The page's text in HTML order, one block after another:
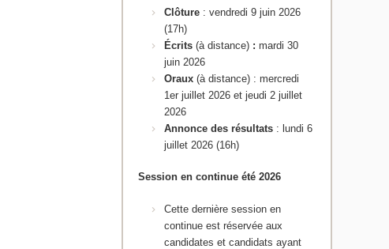
Clôture: vendredi 9 juin 2026
(17h)
Écrits (à distance): mardi 30
juin 2026
Oraux(à distance) : mercredi
1er juillet 2026 et jeudi 2 juillet
2026
Annonce des résultats: lundi 6
juillet 2026 (16h)
Session en continue été 2026
Cette dernière session en
continue est réservée aux
candidates et candidats ayant